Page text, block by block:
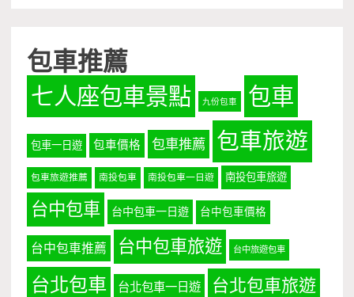
包車推薦
七人座包車景點 九份包車 包車
包車一日遊 包車價格 包車推薦 包車旅遊
包車旅遊推薦 南投包車 南投包車一日遊 南投包車旅遊
台中包車 台中包車一日遊 台中包車價格
台中包車推薦 台中包車旅遊 台中旅遊包車
台北包車 台北包車一日遊 台北包車旅遊